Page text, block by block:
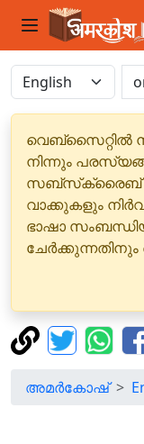
വെബ്‌സൈറ്റിൽ
നിന്നും
സബ്‌സ്‌ക്രൈബ്
വാക്കുകളും
ഭാഷാ
അമർകോഷ്